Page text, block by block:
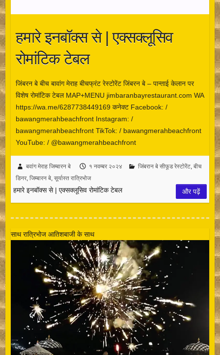
हमारे इनबॉक्स से | एक्सक्लूसिव
रोमांटिक टेबल
जिंबरन बे बीच बावांग मेराह बीचफ्रंट रेस्टोरेंट जिंबरन बे – पान्ताई केलान पर
विशेष रोमांटिक टेबल MAP+MENU jimbaranbayrestaurant.com WA
https://wa.me/6287738449169 कनेक्ट Facebook: /
bawangmerahbeachfront Instagram: /
bawangmerahbeachfront TikTok: / bawangmerahbeachfront
YouTube: / @bawangmerahbeachfront
बवांग मेराह जिम्बारन बे १ नवम्बर २०२४ जिंबरान बे सीफूड रेस्टोरेंट, बीच
डिनर, जिम्बारन बे, सूर्यास्त रात्रिभोज
हमारे इनबॉक्स से | एक्सक्लूसिव रोमांटिक टेबल और पढ़ें
साथ रात्रिभोज आतिशबाजी के साथ